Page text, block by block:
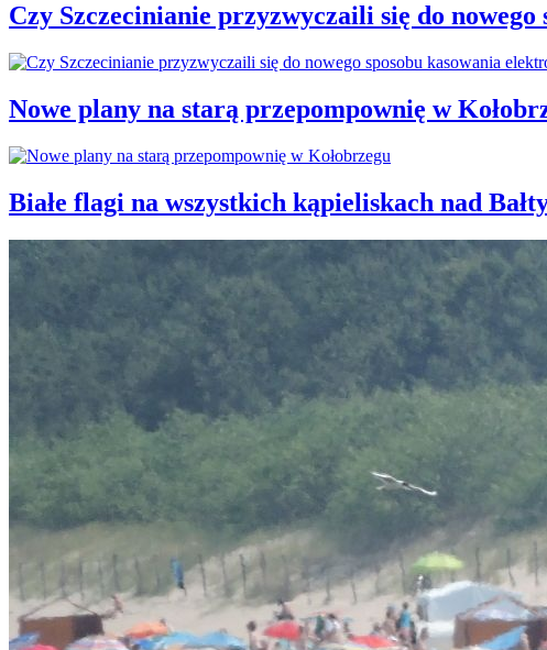
Czy Szczecinianie przyzwyczaili się do
Nowe plany na starą przepompownię w
Białe flagi na wszystkich kąpieliskach nad